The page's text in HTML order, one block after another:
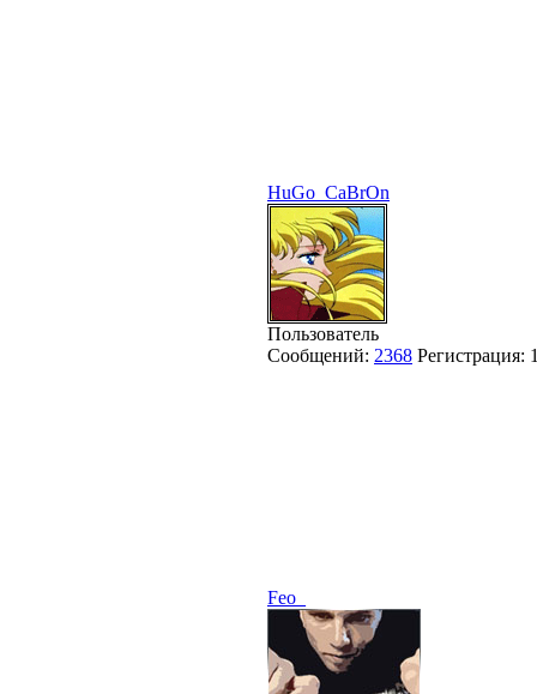
HuGo_CaBrOn
Пользователь
Сообщений: 2368 Регистрация:
Feo_